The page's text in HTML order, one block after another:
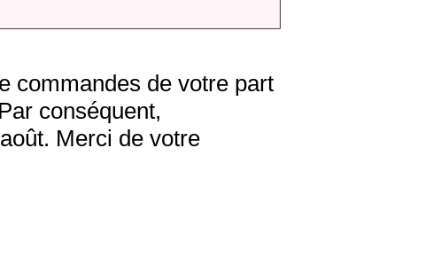
commandes de votre part
conséquent,
Merci de votre